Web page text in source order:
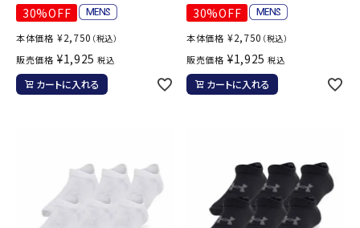
30%OFF
本体価格 ¥2,750 （税込）
販売価格 ¥1,925 税込
カートに入れる
30%OFF
本体価格 ¥2,750 （税込）
販売価格 ¥1,925 税込
カートに入れる